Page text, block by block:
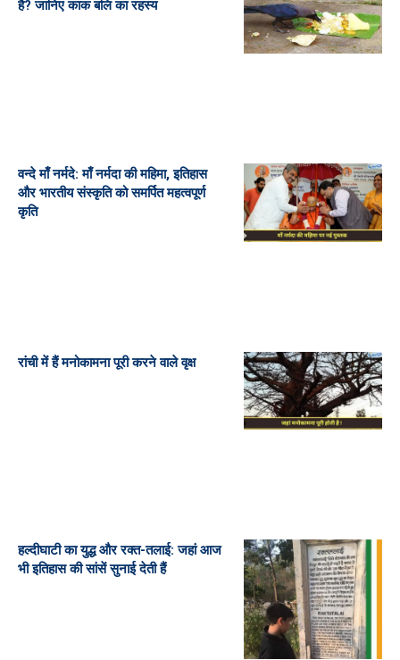
है? जानिए काक बलि का रहस्य
वन्दे माँ नर्मदे: माँ नर्मदा की महिमा, इतिहास
और भारतीय संस्कृति को समर्पित महत्वपूर्ण
कृति
रांची में हैं मनोकामना पूरी करने वाले वृक्ष
हल्दीघाटी का युद्ध और रक्त-तलाई: जहां आज
भी इतिहास की सांसें सुनाई देती हैं